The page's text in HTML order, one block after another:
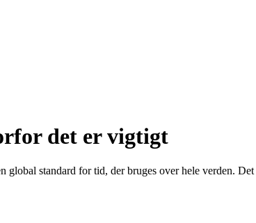
det er vigtigt
standard for tid, der bruges over hele verden.